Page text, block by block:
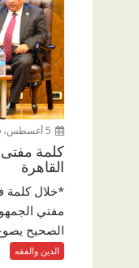
كلمة
القاهرة
*خلال كلمة
مفتي
الصحيح
الدين والفقه